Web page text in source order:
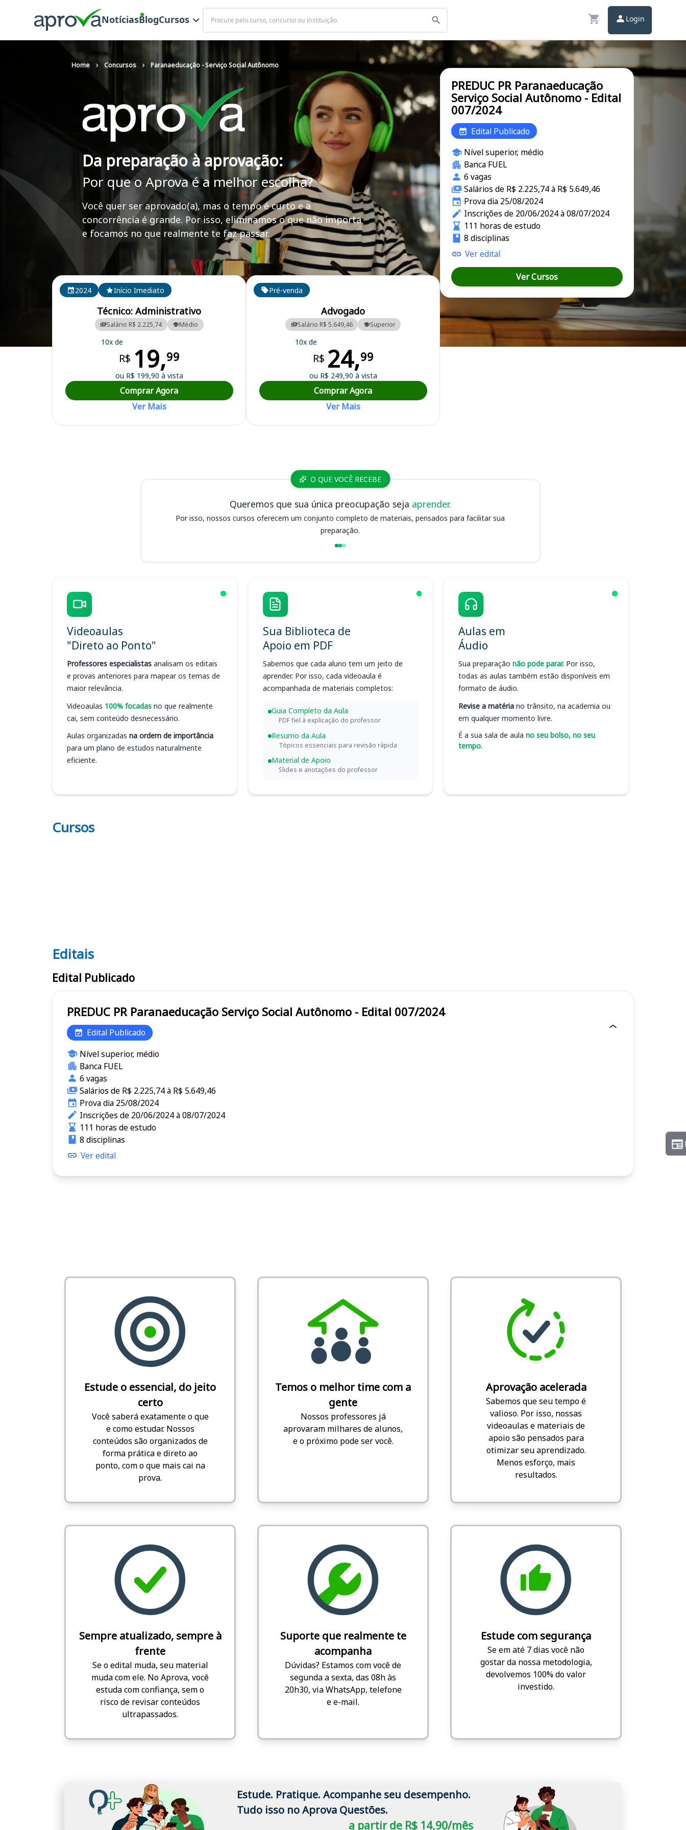
NotíciasBlogCursos
Buscar
Login
Home Concursos Paranaeducação - Serviço Social Autônomo
Da preparação à aprovação:
Por que o Aprova é a melhor escolha?
Você quer ser aprovado(a), mas o tempo é curto e a
concorrência é grande. Por isso, eliminamos o que não importa
e focamos no que realmente te faz passar.
Curso Preparatório para o Concurso PREDUC PR - Paranaeducação - Serviço Social Autônomo
Cursos em destaque para passar no concurso PREDUC PR
2024
Início Imediato
Técnico: Administrativo
Salário R$ 2.225,74 Médio
10x de
R$ 19,99
ou R$ 199,90 à vista
Comprar Agora
Ver Mais
Pré-venda
Advogado
Salário R$ 5.649,46 Superior
10x de
R$ 24,99
ou R$ 249,90 à vista
Comprar Agora
Ver Mais
PREDUC PR Paranaeducação
Serviço Social Autônomo - Edital
007/2024
Edital Publicado
Nível superior, médio
Banca FUEL
6 vagas
Salários de R$ 2.225,74 à R$ 5.649,46
Prova dia 25/08/2024
Inscrições de 20/06/2024 à 08/07/2024
111 horas de estudo
8 disciplinas
Ver edital
Ver Cursos
Cursos PREDUC PR O QUE VOCÊ RECEBE
Queremos que sua única preocupação seja aprender.
Por isso, nossos cursos oferecem um conjunto completo de materiais, pensados para facilitar sua
preparação.
Videoaulas
"Direto ao Ponto"
Professores especialistas analisam os editais
e provas anteriores para mapear os temas de
maior relevância.
Videoaulas 100% focadas no que realmente
cai, sem conteúdo desnecessário.
Aulas organizadas na ordem de importância
para um plano de estudos naturalmente
eficiente.
Sua Biblioteca de
Apoio em PDF
Sabemos que cada aluno tem um jeito de
aprender. Por isso, cada videoaula é
acompanhada de materiais completos:
Guia Completo da Aula
PDF fiel à explicação do professor
Resumo da Aula
Tópicos essenciais para revisão rápida
Material de Apoio
Slides e anotações do professor
Aulas em
Áudio
Sua preparação não pode parar. Por isso,
todas as aulas também estão disponíveis em
formato de áudio.
Revise a matéria no trânsito, na academia ou
em qualquer momento livre.
É a sua sala de aula no seu bolso, no seu
tempo.
Cursos
Editais PREDUC PR
Editais
Edital Publicado
PREDUC PR Paranaeducação Serviço Social Autônomo - Edital 007/2024
Edital Publicado
Nível superior, médio
Banca FUEL
6 vagas
Salários de R$ 2.225,74 à R$ 5.649,46
Prova dia 25/08/2024
Inscrições de 20/06/2024 à 08/07/2024
111 horas de estudo
8 disciplinas
Ver edital
Estude o essencial, do jeito
certo
Você saberá exatamente o que
e como estudar. Nossos
conteúdos são organizados de
forma prática e direto ao
ponto, com o que mais cai na
prova.
Temos o melhor time com a
gente
Nossos professores já
aprovaram milhares de alunos,
e o próximo pode ser você.
Aprovação acelerada
Sabemos que seu tempo é
valioso. Por isso, nossas
videoaulas e materiais de
apoio são pensados para
otimizar seu aprendizado.
Menos esforço, mais
resultados.
Sempre atualizado, sempre à
frente
Se o edital muda, seu material
muda com ele. No Aprova, você
estuda com confiança, sem o
risco de revisar conteúdos
ultrapassados.
Suporte que realmente te
acompanha
Dúvidas? Estamos com você de
segunda a sexta, das 08h às
20h30, via WhatsApp, telefone
e e-mail.
Estude com segurança
Se em até 7 dias você não
gostar da nossa metodologia,
devolvemos 100% do valor
investido.
Estude. Pratique. Acompanhe seu desempenho.
Tudo isso no Aprova Questões.
a partir de R$ 14,90/mês